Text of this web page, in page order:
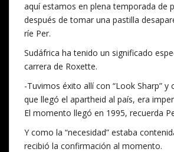
aquí estamos en plena temporada de
después de tomar una pastilla
ríe Per.
Sudáfrica ha tenido un significado
carrera de Roxette.
-Tuvimos éxito allí con “Look Sharp” y
que llegó el apartheid al país, era
El momento llegó en 1995, recuerda
Y como la “necesidad” estaba
recibió la confirmación al momento.